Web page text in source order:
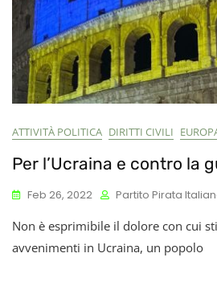
ATTIVITÀ POLITICA DIRITTI CIVILI
Per l’Ucraina e contro la
Feb 26, 2022 Partito Pirata
Non è esprimibile il dolore con cui
avvenimenti in Ucraina, un popolo